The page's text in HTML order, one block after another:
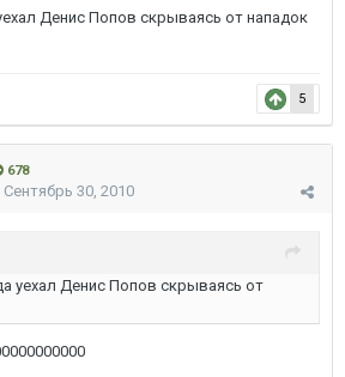
Денис Попов скрываясь от нападок
5
678
Сентябрь 30, 2010
уехал Денис Попов скрываясь от